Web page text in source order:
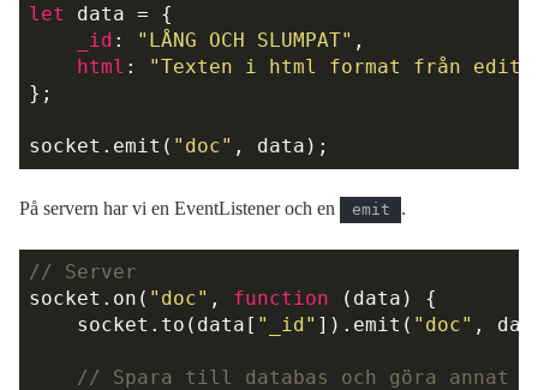
let
data = {
_id : "LÅNG OCH SLUMPAT" ,
html :
"Texten i html format från
};
socket.emit( "doc"
På servern har vi en EventListener och en emit .
// Server
socket.on( "doc" , function ( data ) {
    socket.to(data[
"_id" ]).emit( "doc" ,
// Spara till databas och göra annat